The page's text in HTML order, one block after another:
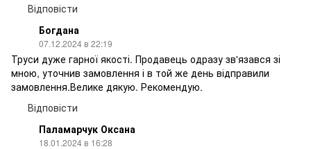
Відповісти
Богдана
07.12.2024 в 22:19
Труси дуже гарної якості. Продавець одразу зв'язався зі
мною, уточнив замовлення і в той же день відправили
замовлення.Велике дякую. Рекомендую.
Відповісти
Паламарчук Оксана
18.01.2024 в 16:28